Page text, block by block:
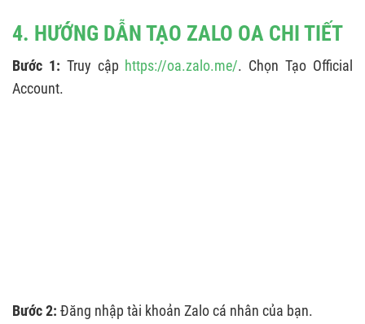
4. HƯỚNG DẪN TẠO ZALO OA CHI TIẾT
Bước 1: Truy cập https://oa.zalo.me/. Chọn Tạo Official
Account.
Bước 2: Đăng nhập tài khoản Zalo cá nhân của bạn.